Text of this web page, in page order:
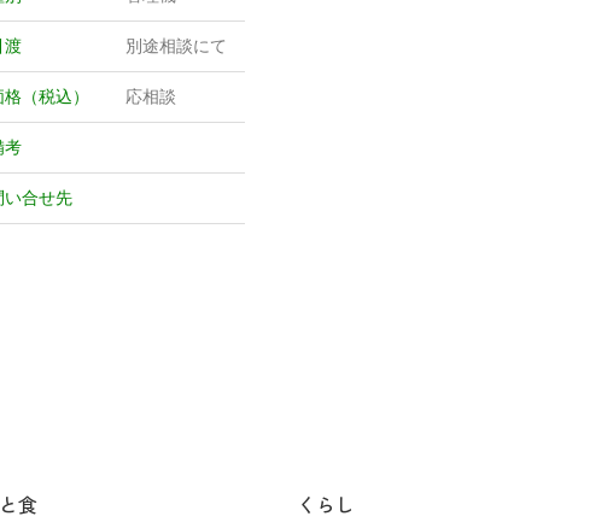
渡 別途相談にて
格（税込） 応相談
考
い合せ先
食 くらし